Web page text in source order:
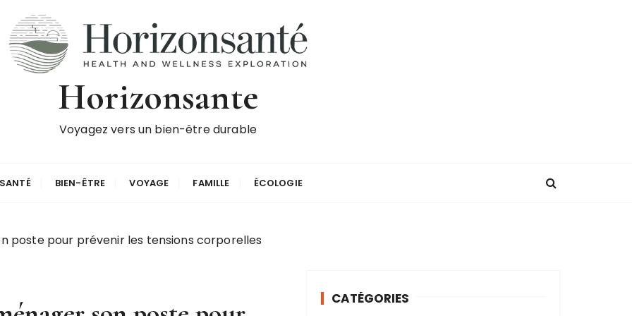
Horizonsante
Voyagez vers un bien-être durable
SANTÉ BIEN-ÊTRE VOYAGE FAMILLE ÉCOLOGIE
poste pour prévenir les tensions corporelles
CATÉGORIES